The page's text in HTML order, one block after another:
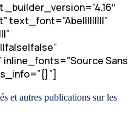
text_font=”Abel||||||||”
inline_fonts=”Source Sans
et autres publications sur les